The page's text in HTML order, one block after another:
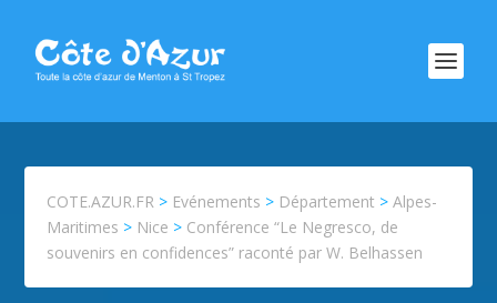
COTE.AZUR.FR > Evénements > Département >Alpes-
Maritimes > Nice > Conférence “Le Negresco, de
souvenirs en confidences” raconté par W. Belhassen